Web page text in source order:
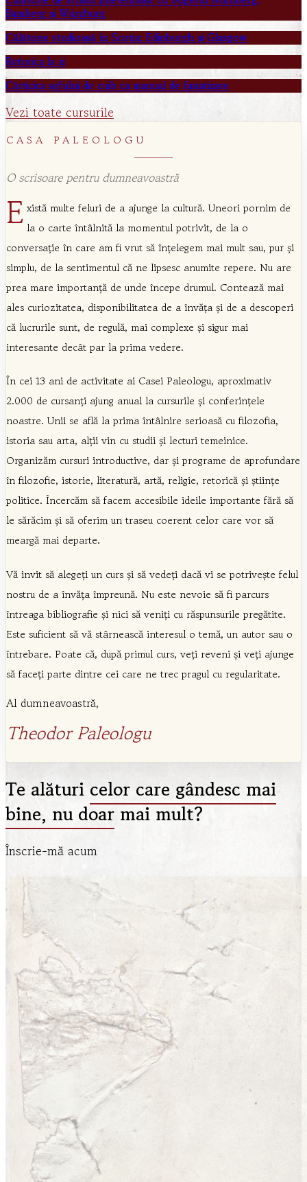
Bamberg și Würzburg
Călătorie studioasă în Scoția: Edinburgh și Glasgow
Retorica la zi
Cărticica șefului de cuib ca manual de fanatizare
Vezi toate cursurile
CASA PALEOLOGU
O scrisoare pentru dumneavoastră
E xistă multe feluri de a ajunge la cultură. Uneori pornim de
la o carte întâlnită la momentul potrivit, de la o
conversație în care am fi vrut să înțelegem mai mult sau, pur și
simplu, de la sentimentul că ne lipsesc anumite repere. Nu are
prea mare importanță de unde începe drumul. Contează mai
ales curiozitatea, disponibilitatea de a învăța și de a descoperi
că lucrurile sunt, de regulă, mai complexe și sigur mai
interesante decât par la prima vedere.
În cei 13 ani de activitate ai Casei Paleologu, aproximativ
2.000 de cursanți ajung anual la cursurile și conferințele
noastre. Unii se află la prima întâlnire serioasă cu filozofia,
istoria sau arta, alții vin cu studii și lecturi temeinice.
Organizăm cursuri introductive, dar și programe de aprofundare
în filozofie, istorie, literatură, artă, religie, retorică și științe
politice. Încercăm să facem accesibile ideile importante fără să
le sărăcim și să oferim un traseu coerent celor care vor să
meargă mai departe.
Vă invit să alegeți un curs și să vedeți dacă vi se potrivește felul
nostru de a învăța împreună. Nu este nevoie să fi parcurs
întreaga bibliografie și nici să veniți cu răspunsurile pregătite.
Este suficient să vă stârnească interesul o temă, un autor sau o
întrebare. Poate că, după primul curs, veți reveni și veți ajunge
să faceți parte dintre cei care ne trec pragul cu regularitate.
Al dumneavoastră,
Theodor Paleologu
Te alături celor care gândesc mai
bine, nu doar mai mult?
Înscrie-mă acum